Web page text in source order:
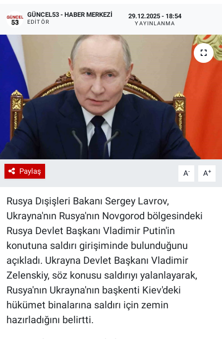
GÜNCEL53 - HABER MERKEZI
EDITÖR
29.12.2025 - 18:54
YAYINLANMA
Paylaş A- A+
Rusya Dışişleri Bakanı Sergey Lavrov,
Ukrayna'nın Rusya'nın Novgorod bölgesindeki
Rusya Devlet Başkanı Vladimir Putin'in
konutuna saldırı girişiminde bulunduğunu
açıkladı. Ukrayna Devlet Başkanı Vladimir
Zelenskiy, söz konusu saldırıyı yalanlayarak,
Rusya'nın Ukrayna'nın başkenti Kiev'deki
hükümet binalarına saldırı için zemin
hazırladığını belirtti.